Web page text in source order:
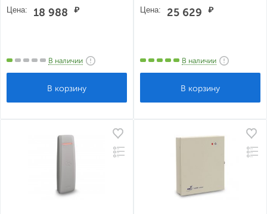
Цена: 18 988 ₽
В наличии
Цена: 25 629 ₽
В наличии